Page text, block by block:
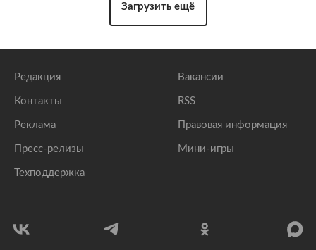
Загрузить ещё
Редакция
Контакты
Реклама
Пресс-релизы
Техподдержка
Вакансии
RSS
Правовая информация
Мини-игры